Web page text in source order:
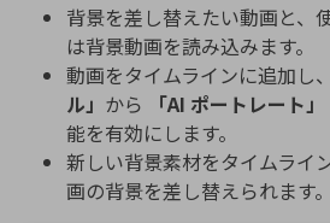
背景を差し替えたい動画と、
は背景動画を読み込みます。
動画をタイムラインに追加し、
ル」 から 「AI ポートレート」
能を有効にします。
新しい背景素材をタイムライ
画の背景を差し替えられます。